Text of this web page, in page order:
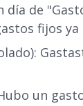
día de
fijos ya
un